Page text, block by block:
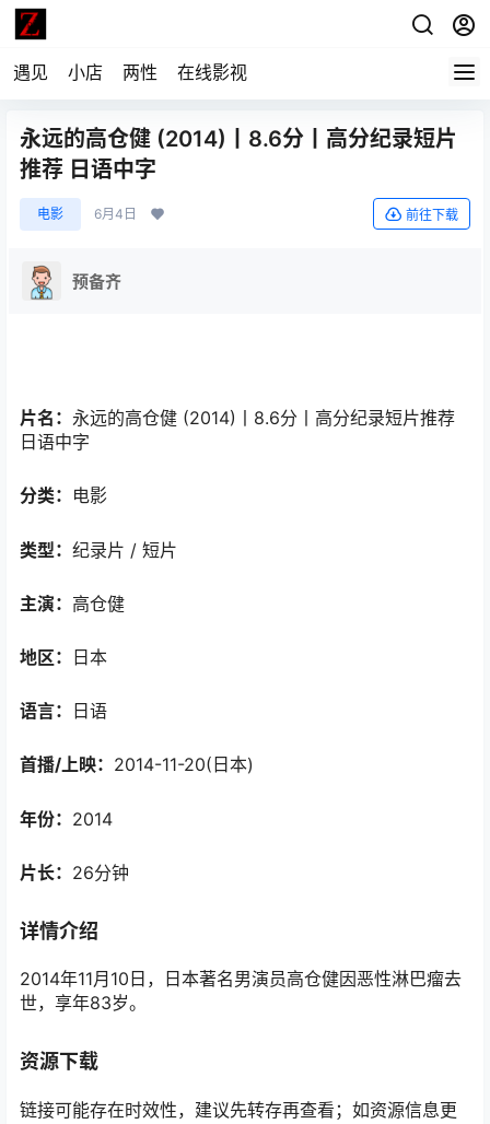
遇见 小店 两性 在线影视
永远的高仓健 (2014)丨8.6分丨高分纪录短片
推荐 日语中字
电影 6月4日 前往下载
预备齐
片名： 永远的高仓健 (2014)丨8.6分丨高分纪录短片推荐
日语中字
分类： 电影
类型： 纪录片 / 短片
主演： 高仓健
地区： 日本
语言： 日语
首播/上映： 2014-11-20(日本)
年份： 2014
片长： 26分钟
详情介绍
2014年11月10日，日本著名男演员高仓健因恶性淋巴瘤去
世，享年83岁。
资源下载
链接可能存在时效性，建议先转存再查看；如资源信息更